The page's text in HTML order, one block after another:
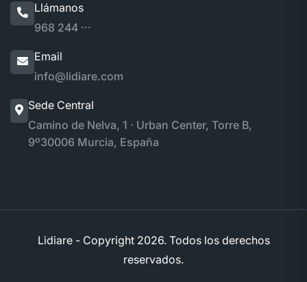
Llámanos
968 244 ···
Email
info@lidiare.com
Sede Central
Camino de Nelva, 1 · Urban Center, Torre B,
9º30006 Murcia, España
Lidiare - Copyright 2026. Todos los derechos
reservados.